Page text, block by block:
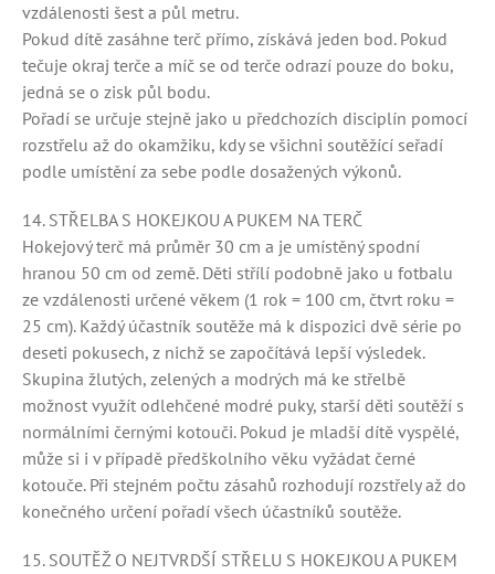
vzdálenosti šest a půl metru.
Pokud dítě zasáhne terč přímo, získává jeden bod. Pokud
tečuje okraj terče a míč se od terče odrazí pouze do boku,
jedná se o zisk půl bodu.
Pořadí se určuje stejně jako u předchozích disciplín pomocí
rozstřelu až do okamžiku, kdy se všichni soutěžící seřadí
podle umístění za sebe podle dosažených výkonů.
14. STŘELBA S HOKEJKOU A PUKEM NA TERČ
Hokejový terč má průměr 30 cm a je umístěný spodní
hranou 50 cm od země. Děti střílí podobně jako u fotbalu
ze vzdálenosti určené věkem (1 rok = 100 cm, čtvrt roku =
25 cm). Každý účastník soutěže má k dispozici dvě série po
deseti pokusech, z nichž se započítává lepší výsledek.
Skupina žlutých, zelených a modrých má ke střelbě
možnost využít odlehčené modré puky, starší děti soutěží s
normálními černými kotouči. Pokud je mladší dítě vyspělé,
může si i v případě předškolního věku vyžádat černé
kotouče. Při stejném počtu zásahů rozhodují rozstřely až do
konečného určení pořadí všech účastníků soutěže.
15. SOUTĚŽ O NEJTVRDŠÍ STŘELU S HOKEJKOU A PUKEM